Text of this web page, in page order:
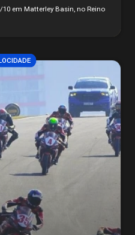
em Matterley Basin, no Reino